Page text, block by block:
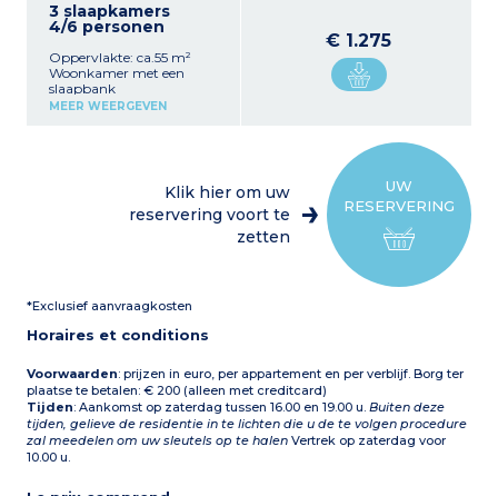
3 slaapkamers
4/6 personen
Oppervlakte: ca.55 m²
Woonkamer met een
slaapbank
Uitgeruste keuken
Badkamer met douche,
MEER WEERGEVEN
€ 1.275
UW
RESERVERING
Klik hier om uw
reservering voort te
zetten
*Exclusief aanvraagkosten
Horaires et conditions
Voorwaarden: prijzen in euro, per appartement en per verblijf. Borg ter
plaatse te betalen: € 200 (alleen met creditcard)
Tijden: Aankomst op zaterdag tussen 16.00 en 19.00 u.Buiten deze
tijden, gelieve de residentie in te lichten die u de te volgen procedure
zal meedelen om uw sleutels op te halen Vertrek op zaterdag voor
10.00 u.